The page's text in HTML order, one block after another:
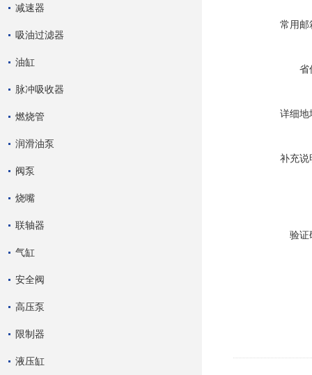
减速器
吸油过滤器
油缸
脉冲吸收器
燃烧管
润滑油泵
阀泵
烧嘴
联轴器
气缸
安全阀
高压泵
限制器
液压缸
常用邮
省
详细地
补充说
验证